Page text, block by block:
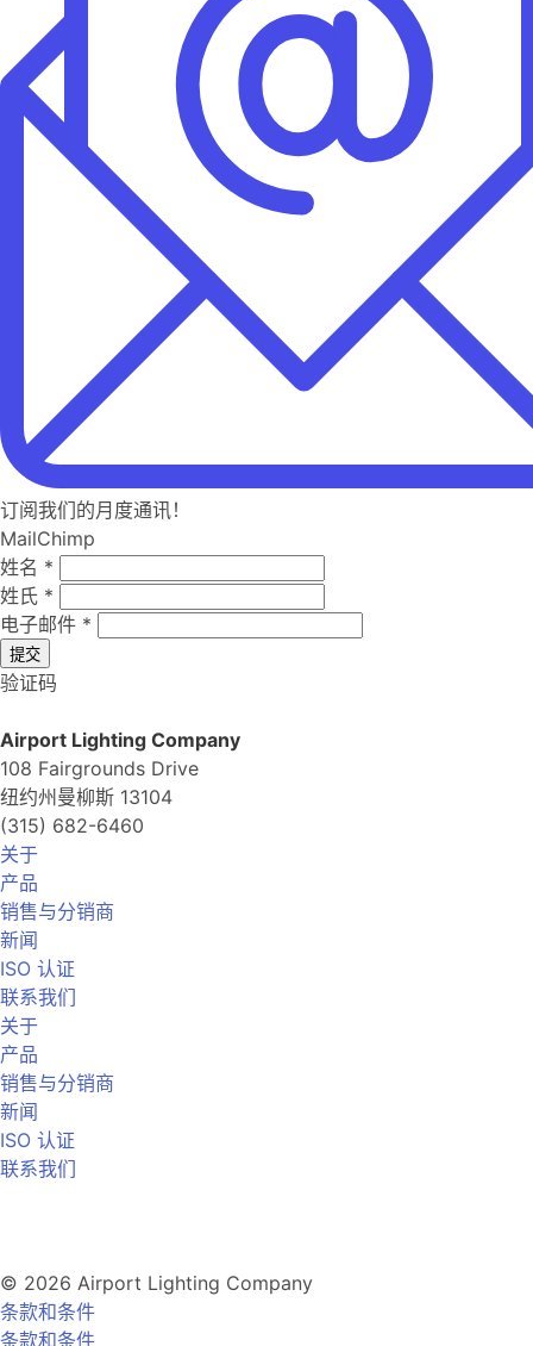
订阅我们的月度通讯！
MailChimp
姓名 *
姓氏 *
电子邮件 *
提交
验证码
Airport Lighting Company
108 Fairgrounds Drive
纽约州曼柳斯 13104
(315) 682-6460
关于
产品
销售与分销商
新闻
ISO 认证
联系我们
关于
产品
销售与分销商
新闻
ISO 认证
联系我们
© 2026 Airport Lighting Company
条款和条件
条款和条件